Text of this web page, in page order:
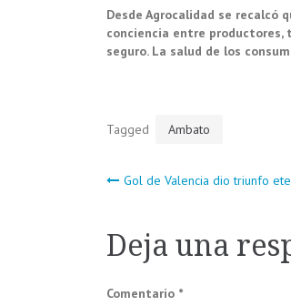
Desde Agrocalidad se recalcó
conciencia entre
seguro. La salud de los
Tagged Ambato
de
entradas
Gol de Valencia dio triunfo
Deja una
Comentario *